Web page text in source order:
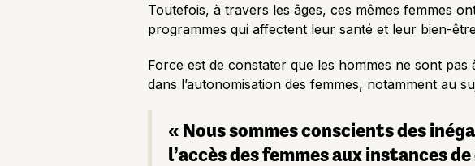
Toutefois, à travers les âges, ces mêmes femmes
programmes qui affectent leur santé et leur bien-
Force est de constater que les hommes ne sont
dans l’autonomisation des femmes, notamment au
« Nous sommes conscients des
l’accès des femmes aux instances